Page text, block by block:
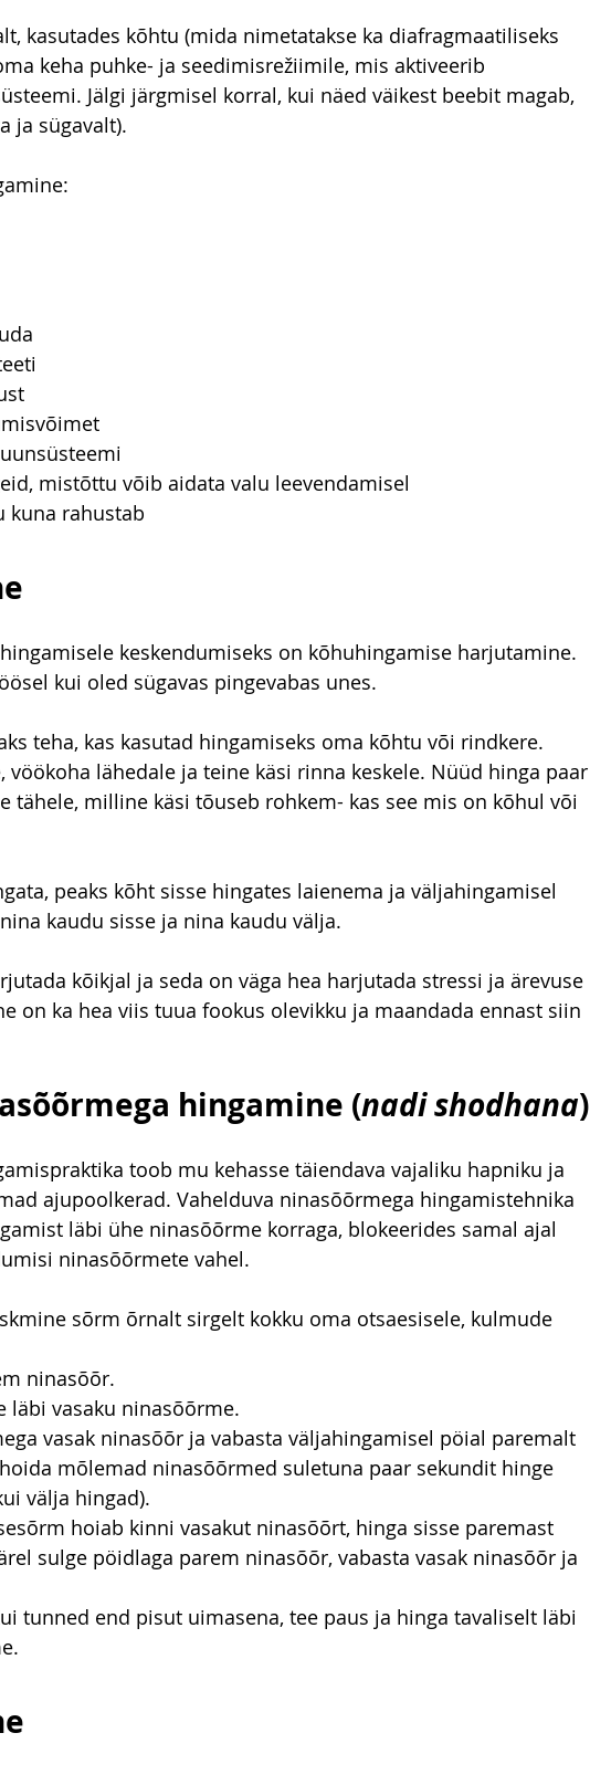
kasutades kõhtu (mida nimetatakse ka diafragmaatiliseks
keha puhke- ja seedimisrežiimile, mis aktiveerib
Jälgi järgmisel korral, kui näed väikest beebit magab,
ja sügavalt).
mistõttu võib aidata valu leevendamisel
kuna rahustab
keskendumiseks on kõhuhingamise harjutamine.
kui oled sügavas pingevabas unes.
teha, kas kasutad hingamiseks oma kõhtu või rindkere.
vöökoha lähedale ja teine käsi rinna keskele. Nüüd hinga paar
tähele, milline käsi tõuseb rohkem- kas see mis on kõhul või
peaks kõht sisse hingates laienema ja väljahingamisel
kaudu sisse ja nina kaudu välja.
kõikjal ja seda on väga hea harjutada stressi ja ärevuse
on ka hea viis tuua fookus olevikku ja maandada ennast siin
hingamine (nadi shodhana)
toob mu kehasse täiendava vajaliku hapniku ja
ajupoolkerad. Vahelduva ninasõõrmega hingamistehnika
läbi ühe ninasõõrme korraga, blokeerides samal ajal
ninasõõrmete vahel.
sõrm õrnalt sirgelt kokku oma otsaesisele, kulmude
ninasõõr.
läbi vasaku ninasõõrme.
vasak ninasõõr ja vabasta väljahingamisel pöial paremalt
mõlemad ninasõõrmed suletuna paar sekundit hinge
välja hingad).
hoiab kinni vasakut ninasõõrt, hinga sisse paremast
sulge pöidlaga parem ninasõõr, vabasta vasak ninasõõr ja
tunned end pisut uimasena, tee paus ja hinga tavaliselt läbi